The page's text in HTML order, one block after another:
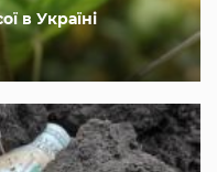
в Україні